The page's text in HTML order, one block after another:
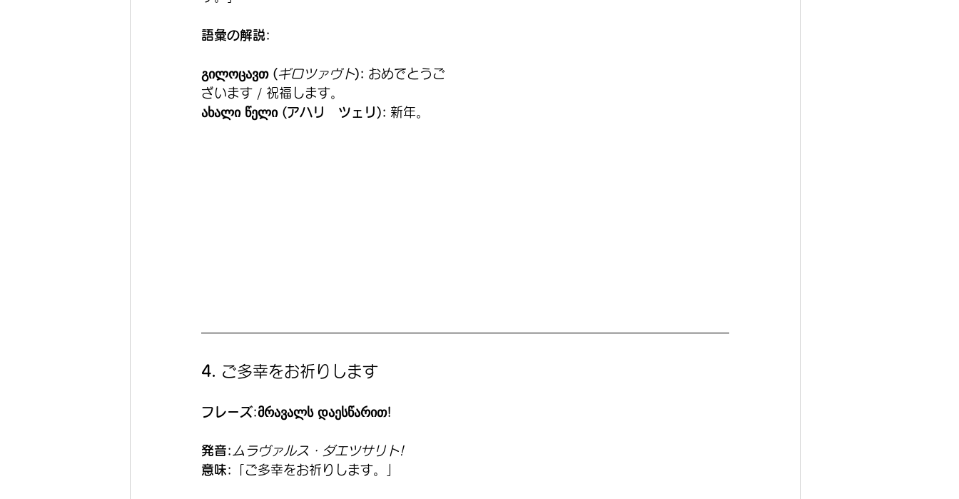
語彙の解説:
გილოცავთ (ギロツァヴト): おめでとうご
ざいます / 祝福します。
ახალი წელი (アハリ　ツェリ): 新年。
4. ご多幸をお祈りします
フレーズ:მრავალს დაესწარით!
発音: ムラヴァルス・ダエツサリト!
意味:
「ご多幸をお祈りします。」